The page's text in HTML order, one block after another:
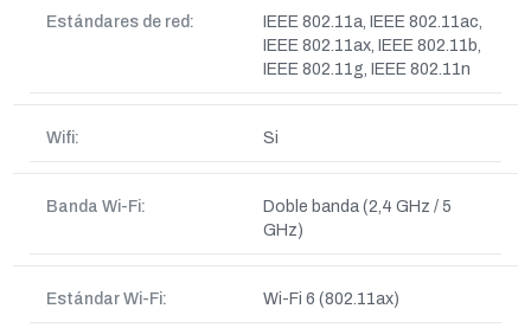
Estándares de red:
IEEE 802.11a, IEEE 802.11ac,
IEEE 802.11ax, IEEE 802.11b,
IEEE 802.11g, IEEE 802.11n
Wifi: Si
Banda Wi-Fi:
Doble banda (2,4 GHz / 5
GHz)
Estándar Wi-Fi: Wi-Fi 6 (802.11ax)